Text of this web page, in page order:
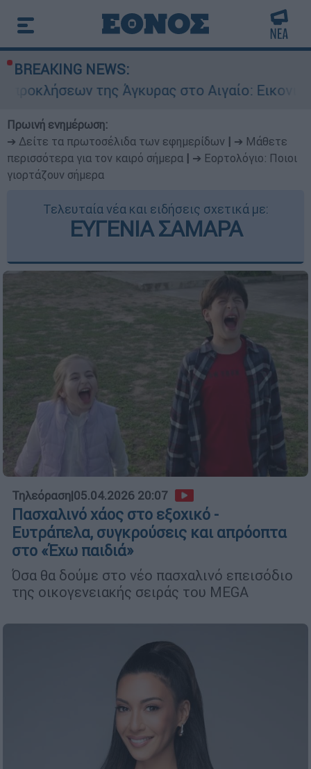
BREAKING NEWS:
της Άγκυρας στο Αιγαίο: Εικονική αερομαχία
Πρωινή ενημέρωση:
➔ Δείτε τα πρωτοσέλιδα των εφημερίδων
➔ Μάθετε
περισσότερα για τον καιρό σήμερα
➔ Εορτολόγιο: Ποιοι
γιορτάζουν σήμερα
Τελευταία νέα και ειδήσεις σχετικά με:
ΕΥΓΕΝΙΑ ΣΑΜΑΡΑ
Τηλεόραση|05.04.2026 20:07
Πασχαλινό χάος στο εξοχικό -
Ευτράπελα, συγκρούσεις και απρόοπτα
στο «Έχω παιδιά»
Όσα θα δούμε στο νέο πασχαλινό επεισόδιο
της οικογενειακής σειράς του MEGA